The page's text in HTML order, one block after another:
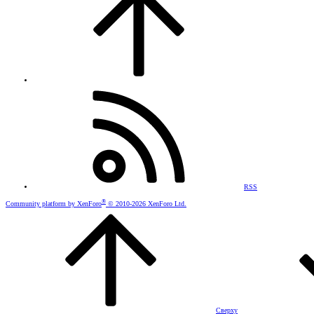
RSS
Community platform by XenForo® © 2010-2026 XenForo Ltd.
Сверху